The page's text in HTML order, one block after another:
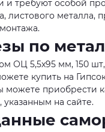
и требуют особой
листового металла,
по
ОЦ 5,5x95 мм, 150
купить на
можете приобрести
на сайте.